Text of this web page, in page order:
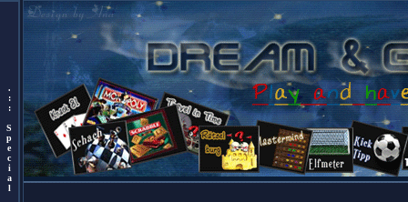
.
:
:
S
p
e
c
i
a
l